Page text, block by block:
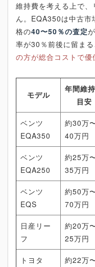
維持費を考える上で
ん。EQA350は中古市
格の40〜50％の査定
率が30％前後に留まる
の方が総合コストで優
モデル
年間維
目安
ベンツ
EQA350
約30万
40万円
ベンツ
EQA250
約25万
35万円
ベンツ
EQS
約50万
70万円
日産リー
フ
約20万
25万円
トヨタ
約22万